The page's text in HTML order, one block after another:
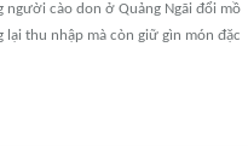
người cào don ở Quảng Ngãi đổi mồ
lại thu nhập mà còn giữ gìn món đặc